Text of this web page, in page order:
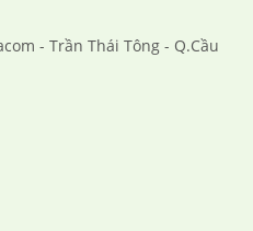
- Trần Thái Tông - Q.Cầu